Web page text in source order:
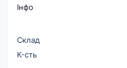
Інфо
Склад
К-cть